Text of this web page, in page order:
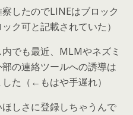
したのでLINEはブロック
ク可と記載されていた）
でも最近、MLMやネズミ
の連絡ツールへの誘導は
た（←もはや手遅れ）
しさに登録しちゃうんで